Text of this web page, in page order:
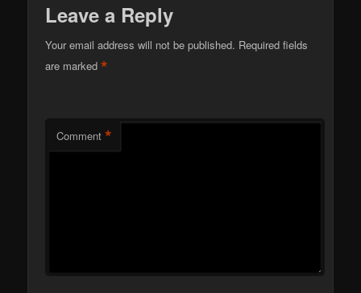
Leave a Reply
Your email address will not be published. Required fields
are marked*
Comment *